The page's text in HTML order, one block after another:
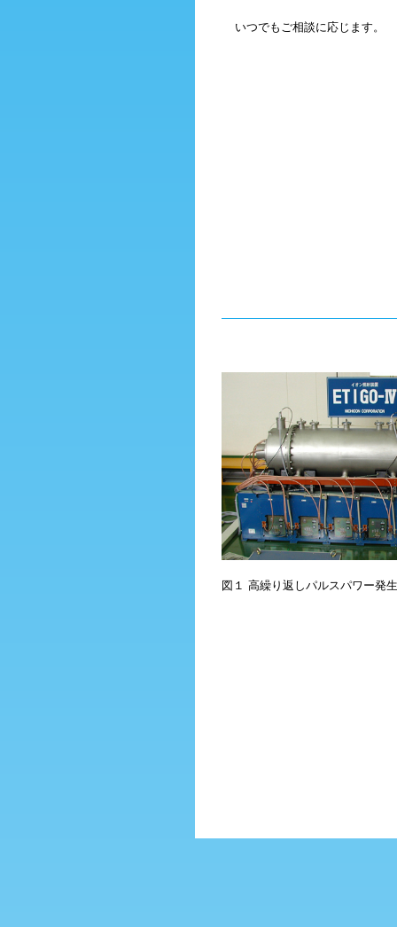
いつでもご相談に応じます。
図１ 高繰り返しパルスパワー発